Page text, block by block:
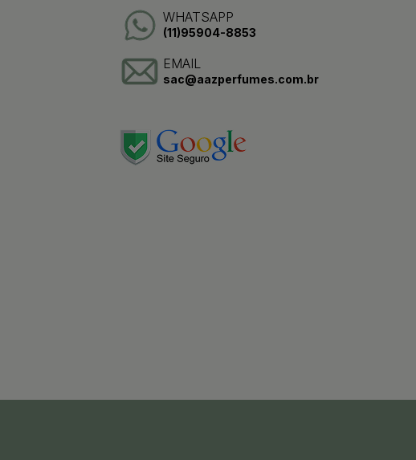
WHATSAPP
(11)95904-8853
EMAIL
sac@aazperfumes.com.br